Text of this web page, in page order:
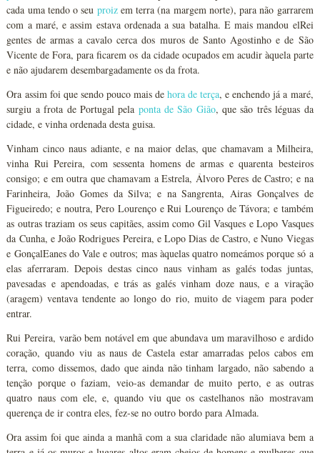
cada uma tendo o seu proizem terra (na margem norte), para não garrarem
com a maré, e assim estava ordenada a sua batalha. E mais mandou elRei
gentes de armas a cavalo cerca dos muros de Santo Agostinho e de São
Vicente de Fora, para ficarem os da cidade ocupados em acudir àquela parte
e não ajudarem desembargadamente os da frota.
Ora assim foi que sendo pouco mais dehora de terça, e enchendo já a maré,
surgiu a frota de Portugal pela ponta de São Gião, que são três léguas da
cidade, e vinha ordenada desta guisa.
Vinham cinco naus adiante, e na maior delas, que chamavam a Milheira,
vinha Rui Pereira, com sessenta homens de armas e quarenta besteiros
consigo; e em outra que chamavam a Estrela, Álvoro Peres de Castro; e na
Farinheira, João Gomes da Silva; e na Sangrenta, Airas Gonçalves de
Figueiredo; e noutra, Pero Lourenço e Rui Lourenço de Távora; e também
as outras traziam os seus capitães, assim como Gil Vasques e Lopo Vasques
da Cunha, e João Rodrigues Pereira, e Lopo Dias de Castro, e Nuno Viegas
e GonçalEanes do Vale e outros; mas àquelas quatro nomeámos porque só a
elas aferraram. Depois destas cinco naus vinham as galés todas juntas,
pavesadas e apendoadas, e trás as galés vinham doze naus, e a viração
(aragem) ventava tendente ao longo do rio, muito de viagem para poder
entrar.
Rui Pereira, varão bem notável em que abundava um maravilhoso e ardido
coração, quando viu as naus de Castela estar amarradas pelos cabos em
terra, como dissemos, dado que ainda não tinham largado, não sabendo a
tenção porque o faziam, veio-as demandar de muito perto, e as outras
quatro naus com ele, e, quando viu que os castelhanos não mostravam
querença de ir contra eles, fez-se no outro bordo para Almada.
Ora assim foi que ainda a manhã com a sua claridade não alumiava bem a